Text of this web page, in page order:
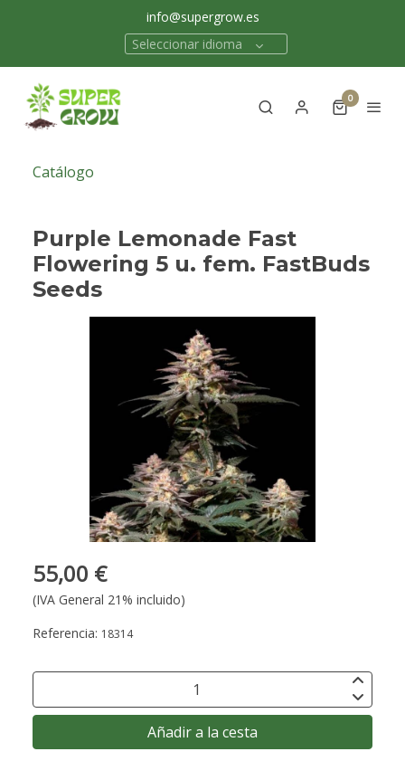
info@supergrow.es
Seleccionar idioma
0
Catálogo
Purple Lemonade Fast
Flowering 5 u. fem. FastBuds
Seeds
55,00 €
(IVA General 21% incluido)
Referencia: 18314
Añadir a la cesta